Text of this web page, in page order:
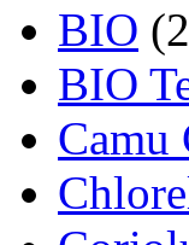
BIO
BIO
Camu